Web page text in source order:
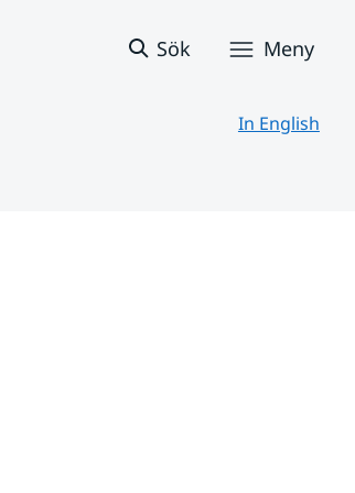
Sök Meny
In English